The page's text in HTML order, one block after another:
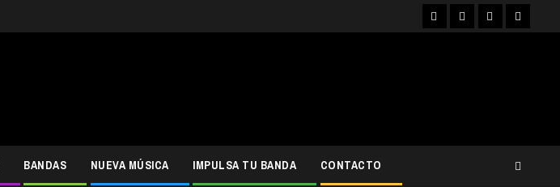
FacebookInstagram
YouTubeTwitter
BANDAS NUEVA MÚSICA IMPULSA TU BANDA CONTACTO